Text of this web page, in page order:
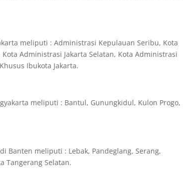
meliputi : Administrasi Kepulauan Seribu, Kota
Administrasi Jakarta Selatan, Kota Administrasi
Ibukota Jakarta.
meliputi : Bantul, Gunungkidul, Kulon Progo,
Banten meliputi : Lebak, Pandeglang, Serang,
Tangerang Selatan.